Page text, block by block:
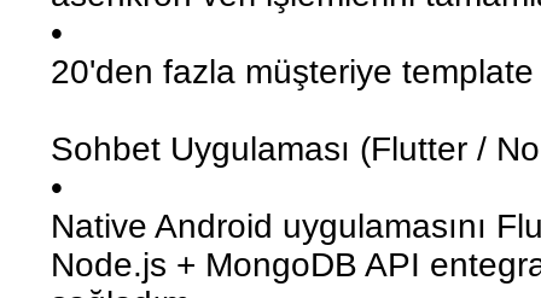
•
20'den fazla müşteriye
Sohbet Uygulaması (Flutter /
•
Native Android uygulamasını
Node.js + MongoDB API